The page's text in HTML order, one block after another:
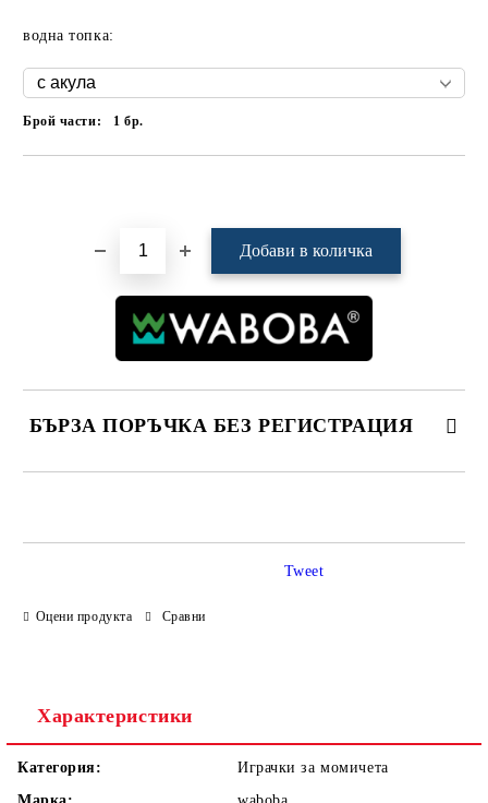
водна топка:
Брой части: 1бр.
БЪРЗА ПОРЪЧКА БЕЗ РЕГИСТРАЦИЯ
Оцени продукта Сравни
Tweet
Характеристики
Категория:
Играчки за момичета